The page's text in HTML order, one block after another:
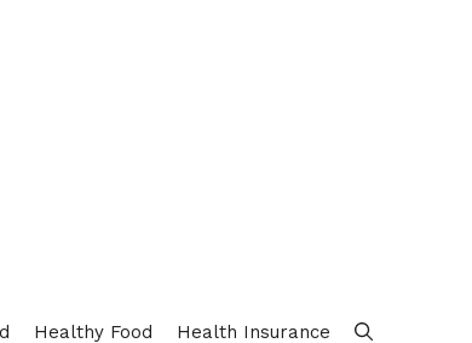
Healthy Food Health Insurance